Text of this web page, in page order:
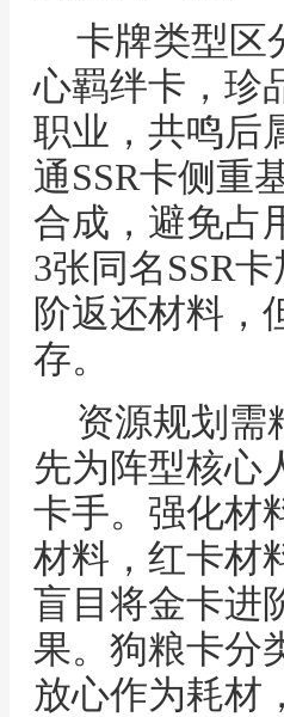
卡牌类型区
心羁绊卡，珍
职业，共鸣后
通SSR卡侧重
合成，避免占
3张同名SSR
阶返还材料，
存。
资源规划需
先为阵型核心
卡手。强化材
材料，红卡材
盲目将金卡进
果。狗粮卡分
放心作为耗材